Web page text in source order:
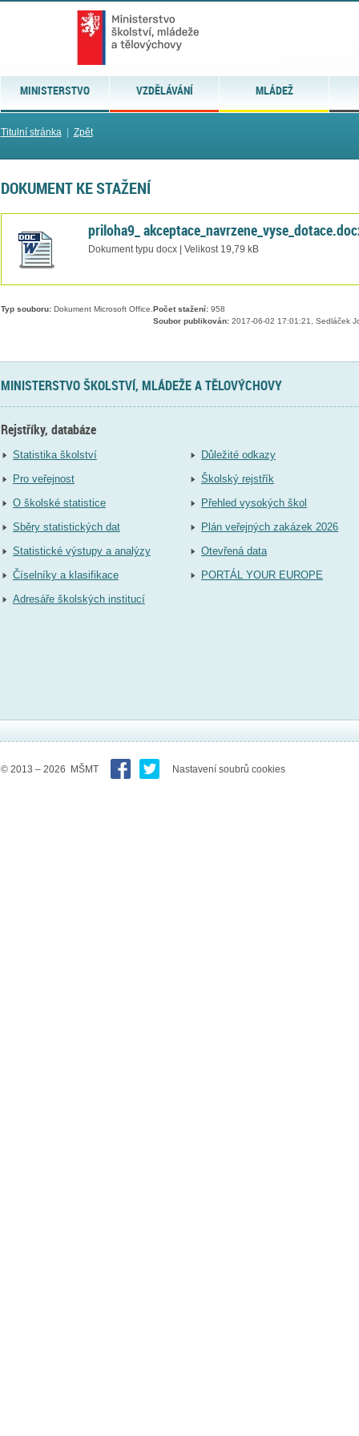
MINISTERSTVO VZDĚLÁVÁNÍ MLÁDEŽ
Titulní stránka| Zpět
DOKUMENT KE STAŽENÍ
priloha9_
Dokument typu docx | Velikost 19,79 kB
Typ souboru:Dokument Microsoft Office. Počet stažení:958
Soubor publikován:2017-06-02 17:01:21, Sedláček
MINISTERSTVO ŠKOLSTVÍ, MLÁDEŽE A TĚLOVÝCHOVY
Rejstříky, databáze
Statistika školství
Pro veřejnost
O školské statistice
Sběry statistických dat
Statistické výstupy a analýzy
Číselníky a klasifikace
Adresáře školských institucí
Důležité odkazy
Školský rejstřík
Přehled vysokých škol
Plán veřejných zakázek 2026
Otevřená data
PORTÁL YOUR EUROPE
© 2013 – 2026 MŠMT Nastavení soubrů cookies